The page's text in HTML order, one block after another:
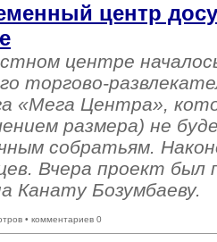
центр
центре
торгово-
«Мега Центра»,
размера) не
собратьям.
Вчера проект был
Канату Бозумбаеву.
• комментариев 0